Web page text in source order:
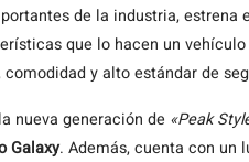
de la industria, estrena
que lo hacen un
y alto estándar de
nueva generación de «Peak
Galaxy. Además, cuenta con un